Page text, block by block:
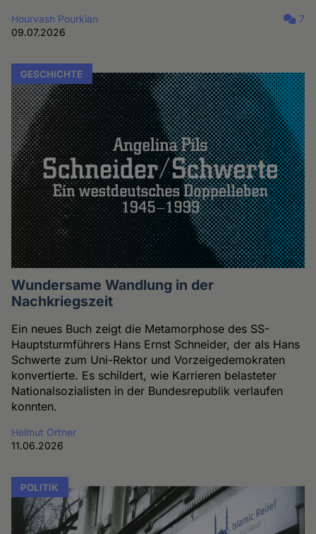
Hourvash Pourkian
09.07.2026
7
GESCHICHTE
Wundersame Wandlung in der
Nachkriegszeit
Ein neues Buch zeigt die Metamorphose des SS-
Hauptsturmführers Hans Ernst Schneider, der als Hans
Schwerte zum Uni-Rektor und Vorzeigedemokraten
konvertierte. Es schildert, wie Karrieren belasteter
Nationalsozialisten in der Bundesrepublik verlaufen
konnten.
Helmut Ortner
11.06.2026
POLITIK